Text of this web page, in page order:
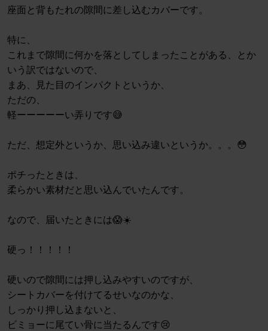
座面と背もたれの隙間に差し込むカバーです。
特に、
これまで隙間に何かを落としてしまったことがある、とか
いう訳ではないので、
まあ、見た目のインパクトというか、
ただの、
軽ーーーーーい弄りです😅
ただ、想定外というか、思い込み違いというか。。。😳
ポチったときは、
柔らかい素材だと思い込んでいたんです。
なので、届いたときには😱☀️
硬っ！！！！！
硬いので隙間には押し込みやすいのですが、
シートカバーを付けてるせいなのかな、
しっかり押し込まないと、
ビミョーに尾てい骨に当たるんです😢